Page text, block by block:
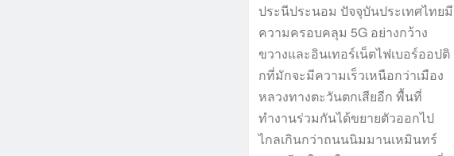
ประนีประนอม ปัจจุบันประเทศไทยมี
ความครอบคลุม 5G อย่างกว้าง
ขวางและอินเทอร์เน็ตไฟเบอร์ออปติ
กที่มักจะมีความเร็วเหนือกว่าเมือง
หลวงทางตะวันตกเสียอีก พื้นที่
ทำงานร่วมกันได้ขยายตัวออกไป
ไกลเกินกว่าถนนนิมมานเหมินทร์